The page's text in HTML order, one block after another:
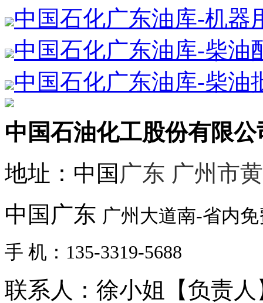
中国石化广东油库-机器
中国石化广东油库-柴油
中国石化广东油库-柴油
中国石油化工股份有限公
地址：中国 广东 广州市
中国广东 广州大道南-省内
手 机：135-3319-5688
联系人：徐小姐【负责人